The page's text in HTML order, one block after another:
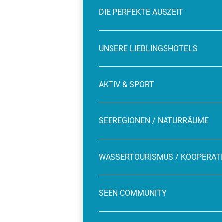
DIE PERFEKTE AUSZEIT
UNSERE LIEBLINGSHOTELS
AKTIV & SPORT
SEEREGIONEN / NATURRÄUME
WASSERTOURISMUS /
SEEN COMMUNITY